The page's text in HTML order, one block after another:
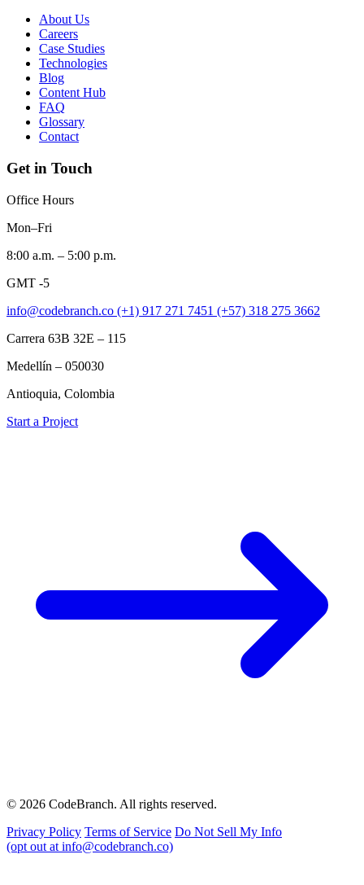
About Us
Careers
Case Studies
Technologies
Blog
Content Hub
FAQ
Glossary
Contact
Get in Touch
Office Hours
Mon–Fri
8:00 a.m. – 5:00 p.m.
GMT -5
info@codebranch.co (+1) 917 271 7451 (+57) 318 275 3662
Carrera 63B 32E – 115
Medellín – 050030
Antioquia, Colombia
Start a Project
© 2026 CodeBranch. All rights reserved.
Privacy Policy Terms of Service Do Not Sell My Info
(opt out at info@codebranch.co)